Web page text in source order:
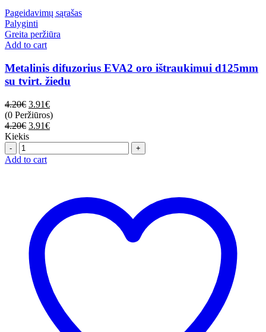
Pageidavimų sąrašas
Palyginti
Greita peržiūra
Add to cart
Metalinis difuzorius EVA2 oro ištraukimui d125mm
su tvirt. žiedu
4.20€ 3.91€
(0 Peržiūros)
4.20€ 3.91€
Kiekis
Quantity
Add to cart